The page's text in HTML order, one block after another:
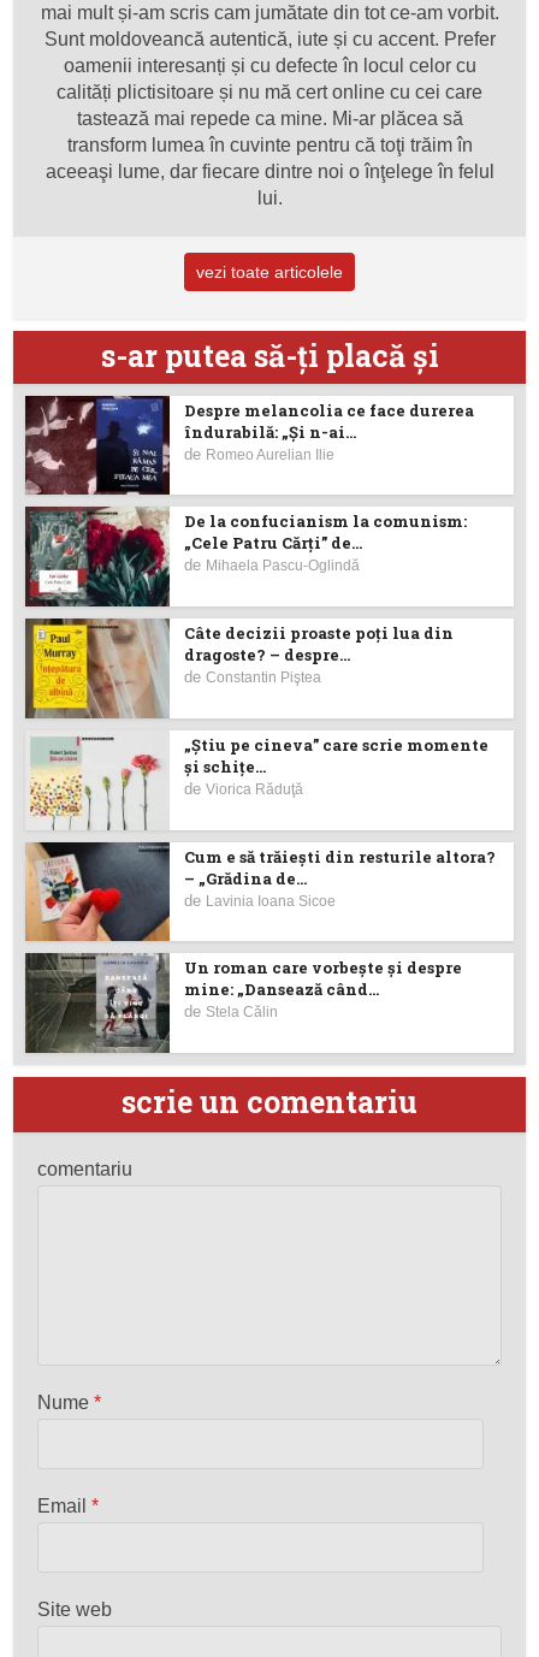
mai mult și-am scris cam jumătate din tot ce-am vorbit.
Sunt moldoveancă autentică, iute și cu accent. Prefer
oamenii interesanți și cu defecte în locul celor cu
calități plictisitoare și nu mă cert online cu cei care
tastează mai repede ca mine. Mi-ar plăcea să
transform lumea în cuvinte pentru că toţi trăim în
aceeaşi lume, dar fiecare dintre noi o înţelege în felul
lui.
vezi toate articolele
s-ar putea să-ţi placă şi
Despre melancolia ce face durerea
îndurabilă: „Și n-ai...
de Romeo Aurelian Ilie
De la confucianism la comunism:
„Cele Patru Cărți” de...
de Mihaela Pascu-Oglindă
Câte decizii proaste poţi lua din
dragoste? – despre...
deConstantin Piştea
„Știu pe cineva” care scrie momente
și schițe...
deViorica Răduţă
Cum e să trăiești din resturile altora?
– „Grădina de...
de Lavinia Ioana Sicoe
Un roman care vorbește și despre
mine: „Dansează când...
de Stela Călin
scrie un comentariu
comentariu
Nume*
Email*
Site web